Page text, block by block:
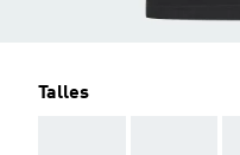
Talles